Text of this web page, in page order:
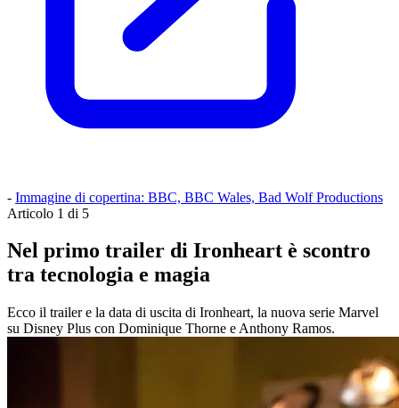
- Immagine di copertina: BBC, BBC Wales, Bad Wolf Productions
Articolo 1 di 5
Nel primo trailer di Ironheart è scontro
tra tecnologia e magia
Ecco il trailer e la data di uscita di Ironheart, la nuova serie Marvel
su Disney Plus con Dominique Thorne e Anthony Ramos.